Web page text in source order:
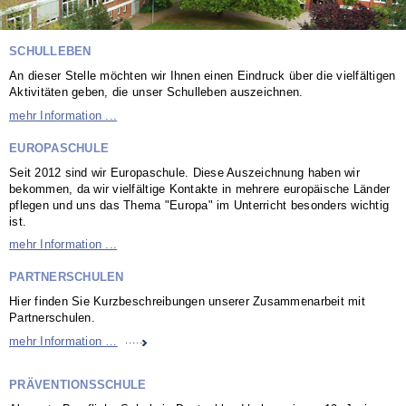
SCHULLEBEN
An dieser Stelle möchten wir Ihnen einen Eindruck über die vielfältigen
Aktivitäten geben, die unser Schulleben auszeichnen.
mehr Information ...
EUROPASCHULE
Seit 2012 sind wir Europaschule. Diese Auszeichnung haben wir
bekommen, da wir vielfältige Kontakte in mehrere europäische Länder
pflegen und uns das Thema "Europa" im Unterricht besonders wichtig
ist.
mehr Information ...
PARTNERSCHULEN
Hier finden Sie Kurzbeschreibungen unserer Zusammenarbeit mit
Partnerschulen.
mehr Information … Partnerschulen
PRÄVENTIONSSCHULE